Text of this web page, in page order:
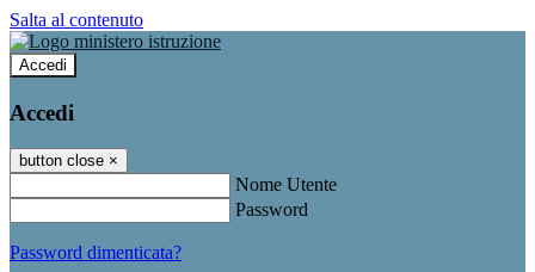
Salta al contenuto
Accedi
Accedi
button close ×
Nome Utente
Password
Password dimenticata?